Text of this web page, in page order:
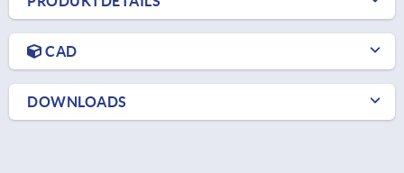
CAD
DOWNLOADS